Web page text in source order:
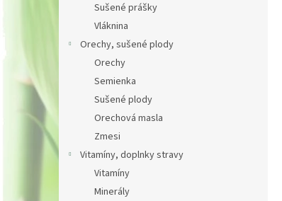
Sušené prášky
Vláknina
Orechy, sušené plody
Orechy
Semienka
Sušené plody
Orechová masla
Zmesi
Vitamíny, doplnky stravy
Vitamíny
Minerály